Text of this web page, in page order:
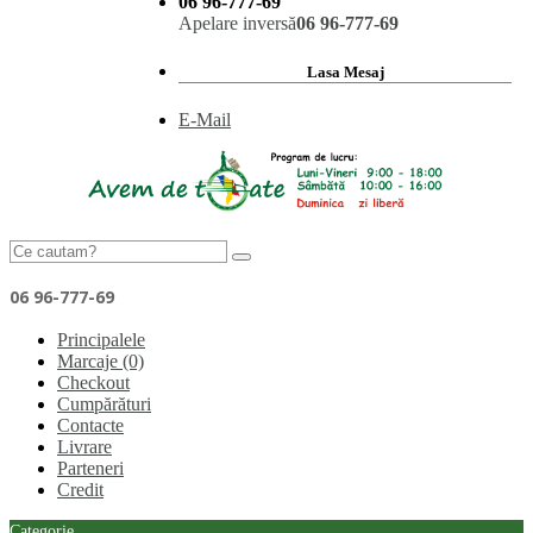
Apelare inversă06 96-777-69
Lasa Mesaj
E-Mail
06 96-777-69
Principalele
Marcaje (0)
Checkout
Cumpărături
Contacte
Livrare
Parteneri
Credit